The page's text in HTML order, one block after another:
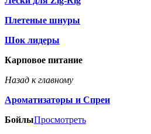
Плетеные шнуры
Шок лидеры
Карповое питание
Назад к главному
Ароматизаторы и Спреи
БойлыПросмотреть